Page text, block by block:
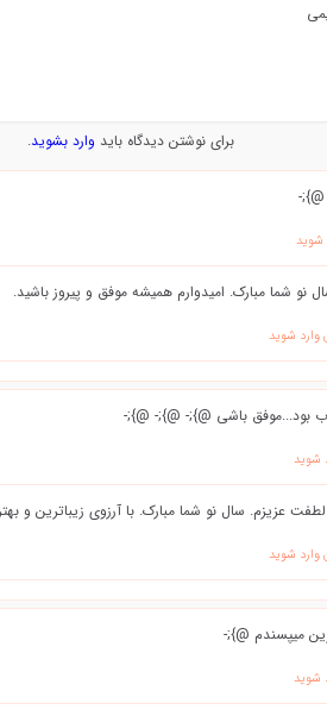
برای نوشتن دیدگاه باید وارد بشوید.
شوید
نو شما مبارک. امیدوارم همیشه موفق و پیروز باشید.
وارد شوید
بود...موفق باشی @};- @};- @};-
شوید
عزیزم. سال نو شما مبارک. با آرزوی زیباترین و
وارد شوید
میپسندم @};-
شوید